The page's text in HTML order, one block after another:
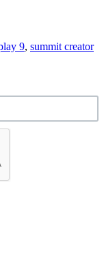
9, summit creator